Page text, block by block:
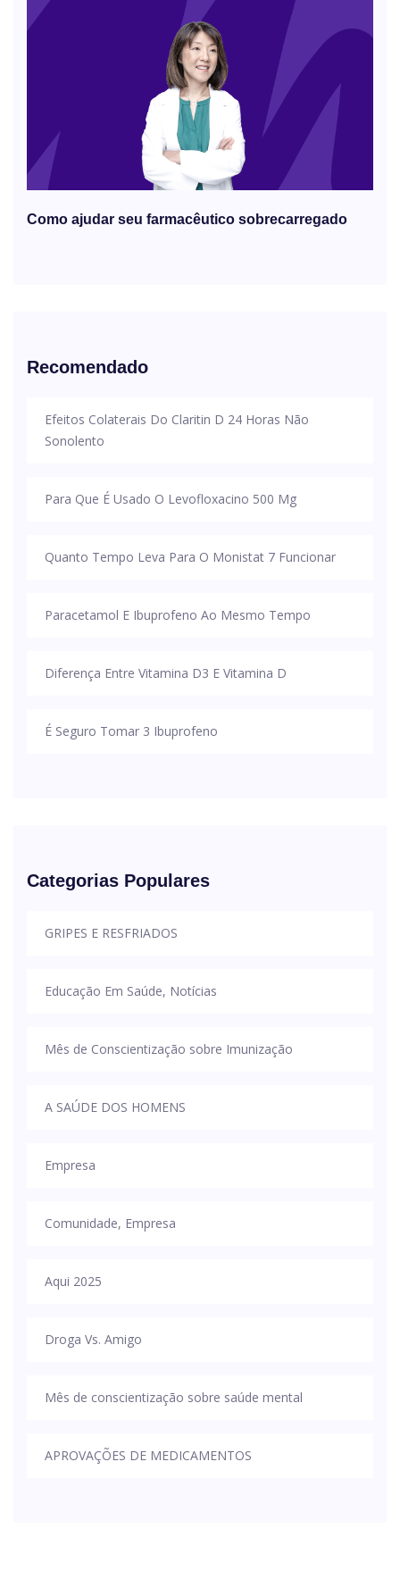
Como ajudar seu farmacêutico sobrecarregado
Recomendado
Efeitos Colaterais Do Claritin D 24 Horas Não
Sonolento
Para Que É Usado O Levofloxacino 500 Mg
Quanto Tempo Leva Para O Monistat 7 Funcionar
Paracetamol E Ibuprofeno Ao Mesmo Tempo
Diferença Entre Vitamina D3 E Vitamina D
É Seguro Tomar 3 Ibuprofeno
Categorias Populares
GRIPES E RESFRIADOS
Educação Em Saúde, Notícias
Mês de Conscientização sobre Imunização
A SAÚDE DOS HOMENS
Empresa
Comunidade, Empresa
Aqui 2025
Droga Vs. Amigo
Mês de conscientização sobre saúde mental
APROVAÇÕES DE MEDICAMENTOS